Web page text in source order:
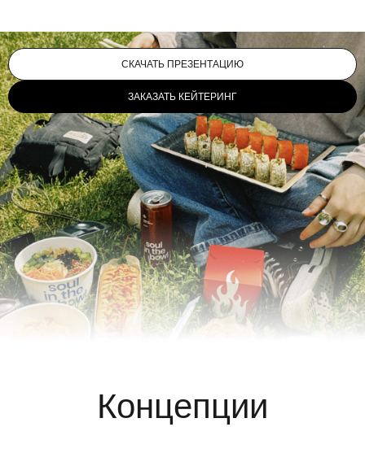
СКАЧАТЬ ПРЕЗЕНТАЦИЮ
ЗАКАЗАТЬ КЕЙТЕРИНГ
Концепции
Вьетнамская кухня Японская кухня